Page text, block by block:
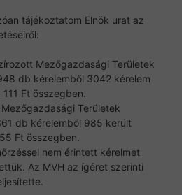
tájékoztatom Elnök urat az
Mezőgazdasági Területek
db kérelemből 3042 kérelem
Ft összegben.
Területek
db kérelemből 985 került
Ft összegben.
nem érintett kérelmet
Az MVH az ígéret szerinti